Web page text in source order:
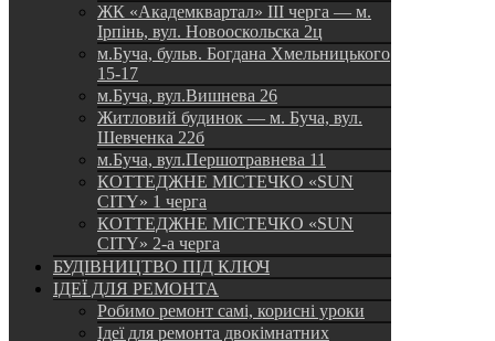
ЖК «Академквартал» III черга — м.
Ірпінь, вул. Новооскольска 2ц
м.Буча, бульв. Богдана Хмельницького
15-17
м.Буча, вул.Вишнева 26
Житловий будинок — м. Буча, вул.
Шевченка 22б
м.Буча, вул.Першотравнева 11
КОТТЕДЖНЕ МІСТЕЧКО «SUN
CITY» 1 черга
КОТТЕДЖНЕ МІСТЕЧКО «SUN
CITY» 2-а черга
БУДІВНИЦТВО ПІД КЛЮЧ
ІДЕЇ ДЛЯ РЕМОНТА
Робимо ремонт самі, корисні уроки
Ідеї для ремонта двокімнатних